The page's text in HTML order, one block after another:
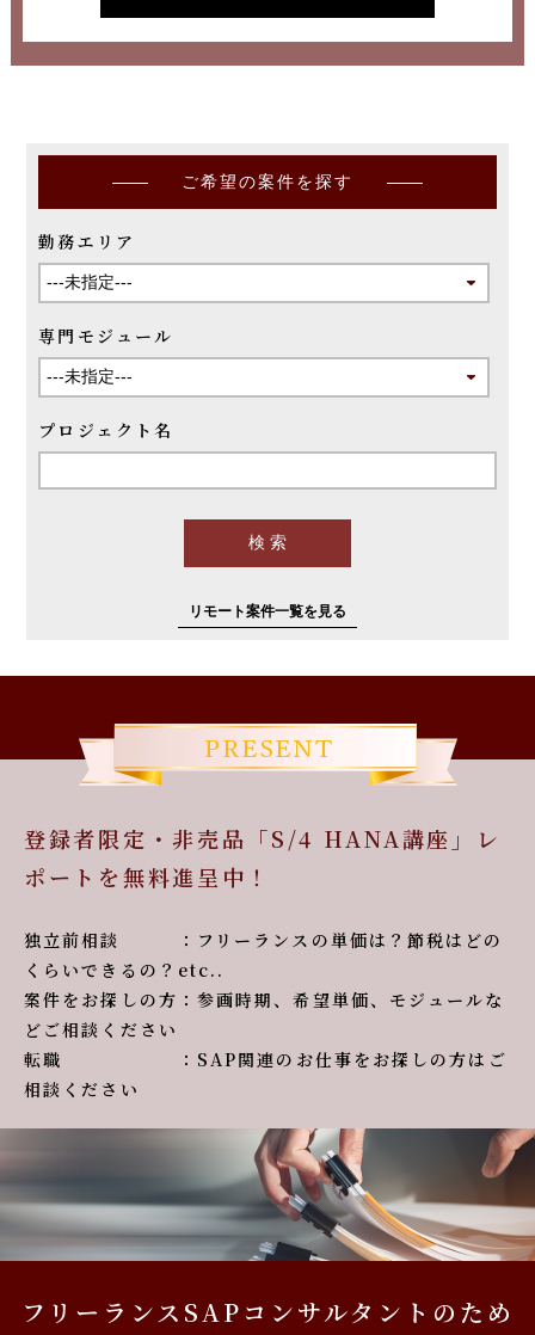
ご希望の案件を探す
勤務エリア
専門モジュール
プロジェクト名
リモート案件一覧を見る
登録者限定・非売品「S/4 HANA講座」レ
ポートを無料進呈中！
独立前相談 ：フリーランスの単価は？節税はどの
くらいできるの？etc..
案件をお探しの方：参画時期、希望単価、モジュールな
どご相談ください
転職 ：SAP関連のお仕事をお探しの方はご
相談ください
フリーランスSAPコンサルタントのため